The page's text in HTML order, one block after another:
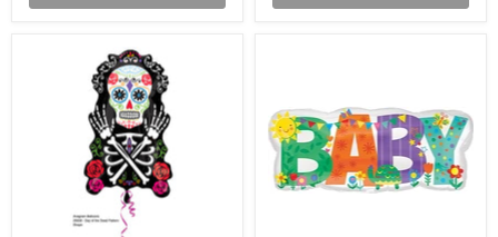
Folienballon
Halloween
Baby"
|
83x35cm